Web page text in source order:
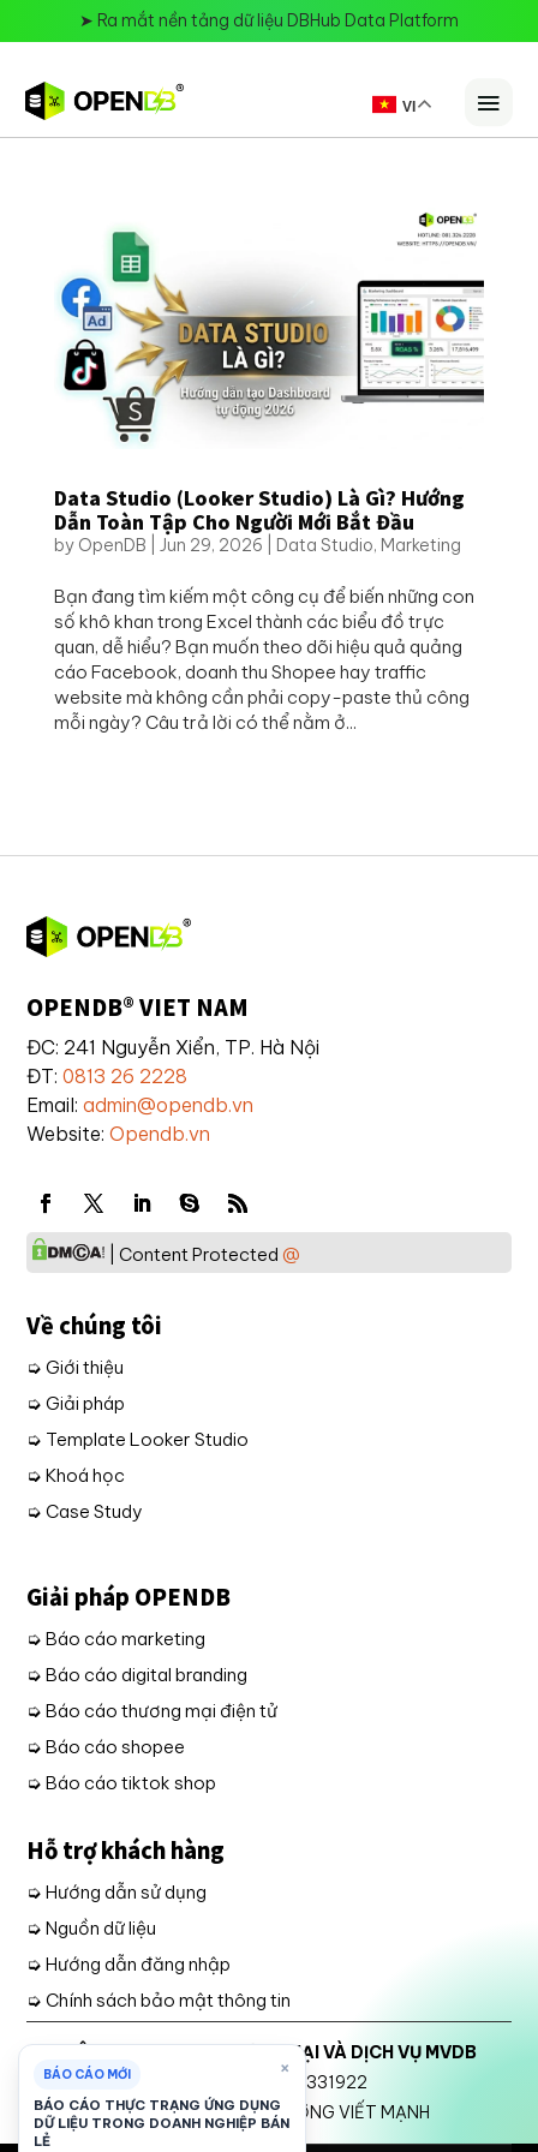
➤ Ra mắt nền tảng dữ liệu DBHub Data Platform
VI
Data Studio (Looker Studio) Là Gì? Hướng
Dẫn Toàn Tập Cho Người Mới Bắt Đầu
by OpenDB Jun 29, 2026 Data Studio, Marketing
Bạn đang tìm kiếm một công cụ để biến những con
số khô khan trong Excel thành các biểu đồ trực
quan, dễ hiểu? Bạn muốn theo dõi hiệu quả quảng
cáo Facebook, doanh thu Shopee hay traffic
website mà không cần phải copy-paste thủ công
mỗi ngày? Câu trả lời có thể nằm ở...
OPENDB® VIET NAM
ĐC: 241 Nguyễn Xiển, TP. Hà Nội
ĐT:0813 26 2228
Email:admin@opendb.vn
Website:Opendb.vn
| Content Protected@
Về chúng tôi
➭ Giới thiệu
➭ Giải pháp
➭ Template Looker Studio
➭ Khoá học
➭ Case Study
Giải pháp OPENDB
➭ Báo cáo marketing
➭ Báo cáo digital branding
➭ Báo cáo thương mại điện tử
➭ Báo cáo shopee
➭ Báo cáo tiktok shop
Hỗ trợ khách hàng
➭ Hướng dẫn sử dụng
➭ Nguồn dữ liệu
➭ Hướng dẫn đăng nhập
➭ Chính sách bảo mật thông tin
CÔNG TY TNHH THƯƠNG MẠI VÀ DỊCH VỤ MVDB
Mã số thuế: 2301331922
Đại diện Pháp luật: TRƯƠNG VIẾT MẠNH
×
BÁO CÁO MỚI
BÁO CÁO THỰC TRẠNG ỨNG DỤNG
DỮ LIỆU TRONG DOANH NGHIỆP BÁN
LẺ